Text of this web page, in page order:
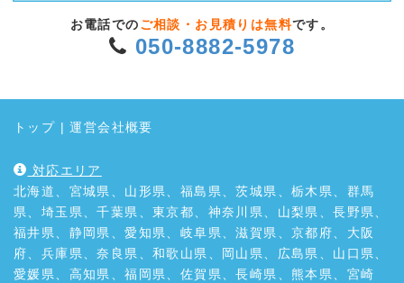
お電話での ご相談・お見積りは無料です。
050-8882-5978
トップ |運営会社概要
対応エリア
北海道、宮城県、山形県、福島県、茨城県、栃木県、群馬
県、埼玉県、千葉県、東京都、神奈川県、山梨県、長野県、
福井県、静岡県、愛知県、岐阜県、滋賀県、京都府、大阪
府、兵庫県、奈良県、和歌山県、岡山県、広島県、山口県、
愛媛県、高知県、福岡県、佐賀県、長崎県、熊本県、宮崎